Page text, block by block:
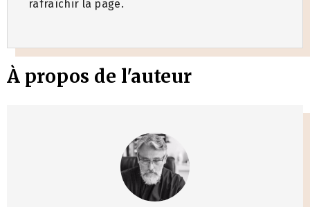
rafraîchir la page.
À propos de l'auteur